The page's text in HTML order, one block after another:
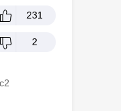
231
2